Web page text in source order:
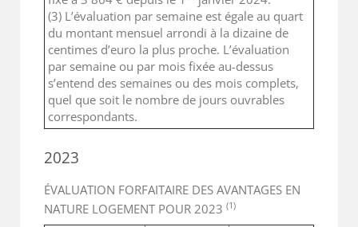
(3) L’évaluation par semaine est égale au quart
du montant mensuel arrondi à la dizaine de
centimes d’euro la plus proche. L’évaluation
par semaine ou par mois fixée au-dessus
s’entend des semaines ou des mois complets,
quel que soit le nombre de jours ouvrables
correspondants.
2023
ÉVALUATION FORFAITAIRE DES AVANTAGES EN
NATURE LOGEMENT POUR 2023 (1)